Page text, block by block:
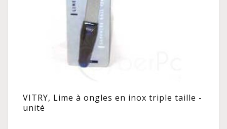
VITRY, Lime à ongles en inox triple taille -
unité